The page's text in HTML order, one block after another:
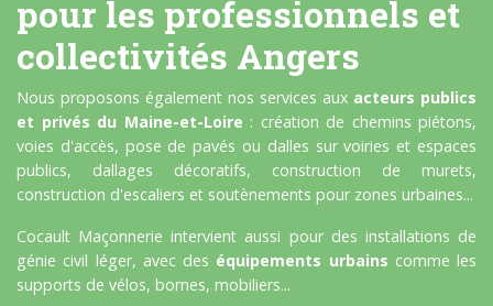
pour les professionnels et
collectivités Angers
Nous proposons également nos services aux acteurs publics
et privés du Maine-et-Loire : création de chemins piétons,
voies d'accès, pose de pavés ou dalles sur voiries et espaces
publics, dallages décoratifs, construction de murets,
construction d'escaliers et soutènements pour zones urbaines...
Cocault Maçonnerie intervient aussi pour des installations de
génie civil léger, avec des équipements urbains comme les
supports de vélos, bornes, mobiliers...